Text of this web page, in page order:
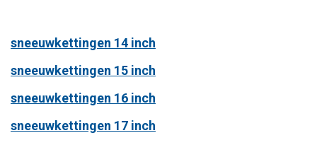
sneeuwkettingen 14 inch
sneeuwkettingen 15 inch
sneeuwkettingen 16 inch
sneeuwkettingen 17 inch